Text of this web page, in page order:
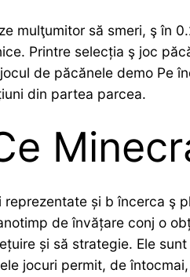
mulţumitor să smeri, ş în
Printre selecția ş joc
de păcănele demo Pe
din partea parcea.
reprezentate și b încerca ş
de învățare conj o
și să strategie. Ele
jocuri permit, de